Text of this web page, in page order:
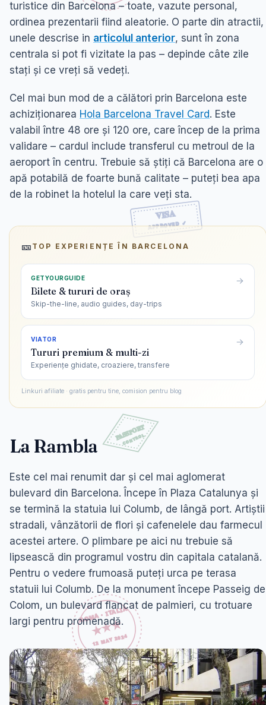
turistice din Barcelona – toate, vazute personal,
ordinea prezentarii fiind aleatorie. O parte din atractii,
unele descrise in articolul anterior, sunt în zona
centrala si pot fi vizitate la pas – depinde câte zile
stați și ce vreți să vedeți.
Cel mai bun mod de a călători prin Barcelona este
achiziționarea Hola Barcelona Travel Card. Este
valabil între 48 ore și 120 ore, care încep de la prima
validare – cardul include transferul cu metroul de la
aeroport în centru. Trebuie să știți că Barcelona are o
apă potabilă de foarte bună calitate – puteți bea apa
de la robinet la hotelul la care veți sta.
🎫 TOP EXPERIENȚE ÎN BARCELONA
GETYOURGUIDE
Bilete & tururi de oraș
Skip-the-line, audio guides, day-trips
VIATOR
Tururi premium & multi-zi
Experiențe ghidate, croaziere, transfere
Linkuri afiliate · gratis pentru tine, comision pentru blog
La Rambla
Este cel mai renumit dar și cel mai aglomerat
bulevard din Barcelona. Începe în Plaza Catalunya și
se termină la statuia lui Columb, de lângă port. Artiștii
stradali, vânzătorii de flori și cafenelele dau farmecul
acestei artere. O plimbare pe aici nu trebuie să
lipsească din programul vostru din capitala catalană.
Pentru o vedere frumoasă puteți urca pe terasa
statuii lui Columb. De la monument începe Passeig de
Colom, un bulevard flancat de palmieri, cu trotuare
largi pentru promenadă.